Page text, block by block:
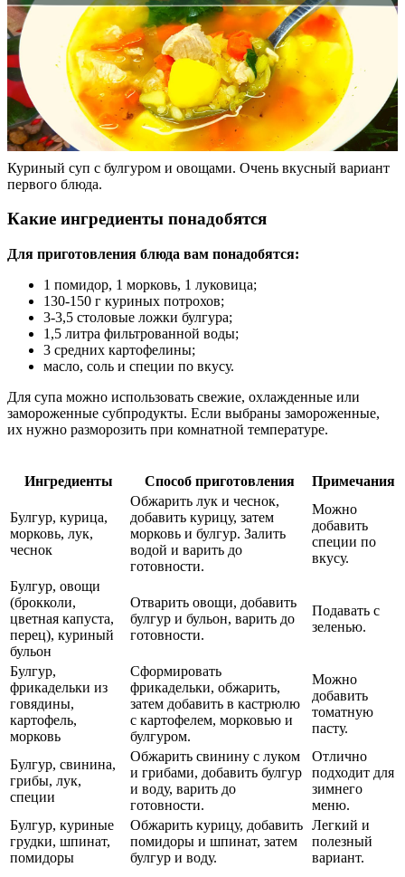
Куриный суп с булгуром и овощами. Очень вкусный вариант
первого блюда.
Какие ингредиенты понадобятся
Для приготовления блюда вам понадобятся:
1 помидор, 1 морковь, 1 луковица;
130-150 г куриных потрохов;
3-3,5 столовые ложки булгура;
1,5 литра фильтрованной воды;
3 средних картофелины;
масло, соль и специи по вкусу.
Для супа можно использовать свежие, охлажденные или
замороженные субпродукты. Если выбраны замороженные,
их нужно разморозить при комнатной температуре.
Ингредиенты Способ приготовления Примечания
Булгур, курица,
морковь, лук,
чеснок
Обжарить лук и чеснок,
добавить курицу, затем
морковь и булгур. Залить
водой и варить до
готовности.
Можно
добавить
специи по
вкусу.
Булгур, овощи
(брокколи,
цветная капуста,
перец), куриный
бульон
Отварить овощи, добавить
булгур и бульон, варить до
готовности.
Подавать с
зеленью.
Булгур,
фрикадельки из
говядины,
картофель,
морковь
Сформировать
фрикадельки, обжарить,
затем добавить в кастрюлю
с картофелем, морковью и
булгуром.
Можно
добавить
томатную
пасту.
Булгур, свинина,
грибы, лук,
специи
Обжарить свинину с луком
и грибами, добавить булгур
и воду, варить до
готовности.
Отлично
подходит для
зимнего
меню.
Булгур, куриные
грудки, шпинат,
помидоры
Обжарить курицу, добавить
помидоры и шпинат, затем
булгур и воду.
Легкий и
полезный
вариант.